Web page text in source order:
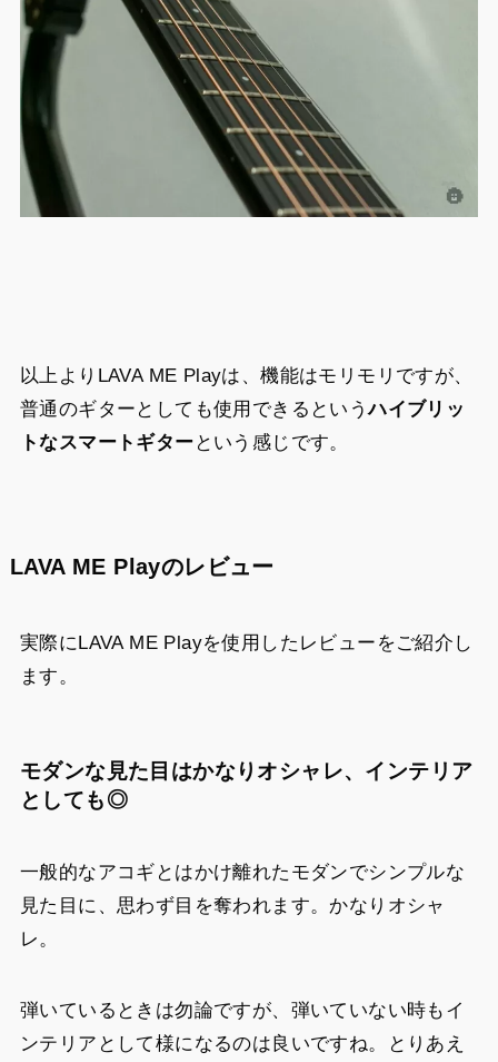
以上よりLAVA ME Playは、機能はモリモリですが、
普通のギターとしても使用できるというハイブリッ
トなスマートギター という感じです。
LAVA ME Playのレビュー
実際にLAVA ME Playを使用したレビューをご紹介し
ます。
モダンな見た目はかなりオシャレ、インテリア
としても◎
一般的なアコギとはかけ離れたモダンでシンプルな
見た目に、思わず目を奪われます。かなりオシャ
レ。
弾いているときは勿論ですが、弾いていない時もイ
ンテリアとして様になるのは良いですね。とりあえ